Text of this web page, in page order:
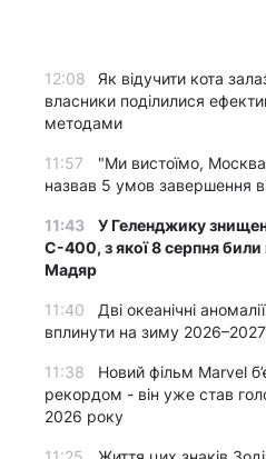
12:08
Як відучити кота
власники поділилися
методами
11:57
"Ми вистоїмо,
назвав 5 умов завершення
11:43
У Геленджику
С-400, з якої 8 серпня били
Мадяр
11:40
Дві океанічні
вплинути на зиму 2026–2027
11:38
Новий фільм Marvel
рекордом - він уже став
2026 року